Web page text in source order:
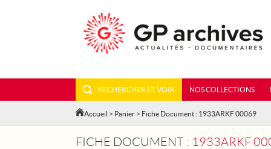
RECHERCHER ET VOIR NOS COLLECTIONS
Accueil > Panier > Fiche Document : 1933ARKF 00069
FICHE DOCUMENT : 1933ARKF